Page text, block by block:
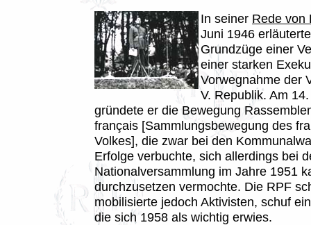
In seiner Rede von
Juni 1946
Grundzüge einer
einer starken
Vorwegnahme der
V. Republik. Am
gründete er die Bewegung
français [Sammlungsbewegung des
Volkes], die zwar bei den
Erfolge verbuchte, sich allerdings bei
Nationalversammlung im Jahre 1951
durchzusetzen vermochte. Die RPF
mobilisierte jedoch Aktivisten, schuf
die sich 1958 als wichtig erwies.